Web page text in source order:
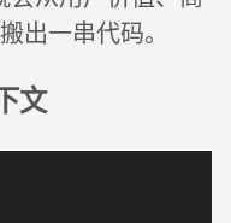
出一串代码。
文